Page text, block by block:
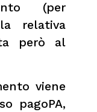
(per
relativa
però al
viene
pagoPA,